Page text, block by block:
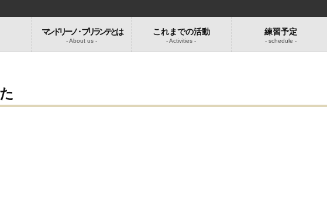
マンドリーノ・ブリランテとは
- About us -
これまでの活動
- Activities -
練習予定
- schedule -